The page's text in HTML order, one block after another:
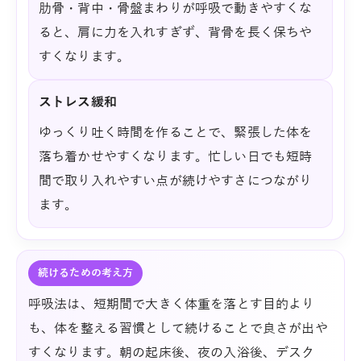
肋骨・背中・骨盤まわりが呼吸で動きやすくな
ると、肩に力を入れすぎず、背骨を長く保ちや
すくなります。
ストレス緩和
ゆっくり吐く時間を作ることで、緊張した体を
落ち着かせやすくなります。忙しい日でも短時
間で取り入れやすい点が続けやすさにつながり
ます。
続けるための考え方
呼吸法は、短期間で大きく体重を落とす目的より
も、体を整える習慣として続けることで良さが出や
すくなります。朝の起床後、夜の入浴後、デスク